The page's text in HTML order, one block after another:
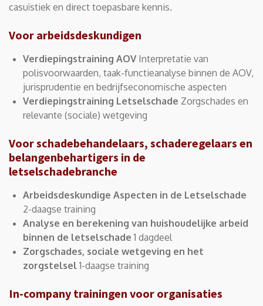
casuïstiek en direct toepasbare kennis.
Voor arbeidsdeskundigen
Verdiepingstraining AOVInterpretatie van
polisvoorwaarden, taak-functieanalyse binnen de AOV,
jurisprudentie en bedrijfseconomische aspecten
Verdiepingstraining Letselschade Zorgschades en
relevante (sociale) wetgeving
Voor schadebehandelaars, schaderegelaars en
belangenbehartigers in de
letselschadebranche
Arbeidsdeskundige Aspecten in de Letselschade
2-daagse training
Analyse en berekening van huishoudelijke arbeid
binnen de letselschade 1 dagdeel
Zorgschades, sociale wetgeving en het
zorgstelsel1-daagse training
In-company trainingen voor organisaties